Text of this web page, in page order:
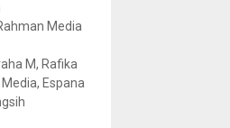
R
H
Media
M, Rafika
Espana